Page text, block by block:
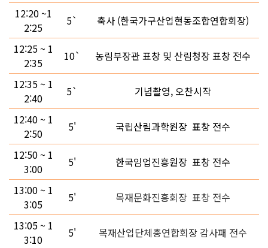
12:20 ~1
2:25
5`
축사 (한국가구산업현동조합연합회장)
12:25 ~ 1
2:35
10`
농림부장관 표창 및 산림청장 표창 전수
12:35 ~ 1
2:40
5`
기념촬영, 오찬시작
12:40 ~ 1
2:50
5'
국립산림과학원장 표창 전수
12:50 ~ 1
3:00
5'
한국임업진흥원장 표창 전수
13:00 ~ 1
3:05
5'
목재문화진흥회장 표창 전수
13:05 ~ 1
3:10
5'
목재산업단체총연합회장 감사패 전수